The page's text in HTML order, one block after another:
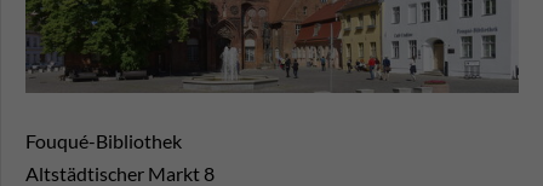
Fouqué-Bibliothek
Altstädtischer Markt 8